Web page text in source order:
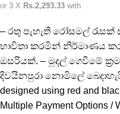
or 3 X Rs.2,293.33 with
– රතු පැහැති රෝසමල්
භාවිතා කරමින් නිර්මාණය
ඔසරියක්. – මුදල් ගෙවීමේ
දිවයිනපුරා නොමිලේ
designed using red and
Multiple Payment Options /